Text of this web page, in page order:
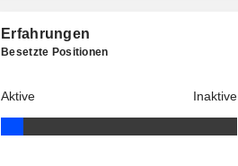
Erfahrungen
Besetzte Positionen
Aktive Inaktive